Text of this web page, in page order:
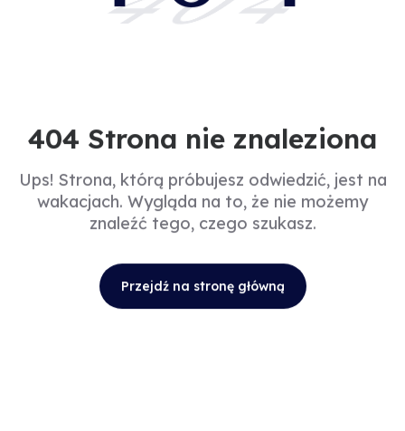
404 Strona nie znaleziona
Ups! Strona, którą próbujesz odwiedzić, jest na
wakacjach. Wygląda na to, że nie możemy
znaleźć tego, czego szukasz.
Przejdź na stronę główną